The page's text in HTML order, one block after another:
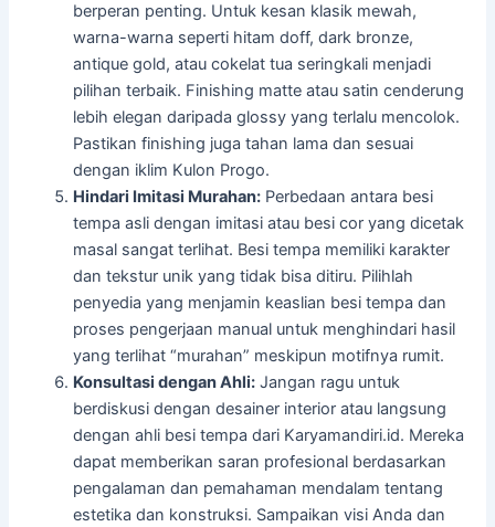
berperan penting. Untuk kesan klasik mewah,
warna-warna seperti hitam doff, dark bronze,
antique gold, atau cokelat tua seringkali menjadi
pilihan terbaik. Finishing matte atau satin cenderung
lebih elegan daripada glossy yang terlalu mencolok.
Pastikan finishing juga tahan lama dan sesuai
dengan iklim Kulon Progo.
Hindari Imitasi Murahan: Perbedaan antara besi
tempa asli dengan imitasi atau besi cor yang dicetak
masal sangat terlihat. Besi tempa memiliki karakter
dan tekstur unik yang tidak bisa ditiru. Pilihlah
penyedia yang menjamin keaslian besi tempa dan
proses pengerjaan manual untuk menghindari hasil
yang terlihat “murahan” meskipun motifnya rumit.
Konsultasi dengan Ahli: Jangan ragu untuk
berdiskusi dengan desainer interior atau langsung
dengan ahli besi tempa dari Karyamandiri.id. Mereka
dapat memberikan saran profesional berdasarkan
pengalaman dan pemahaman mendalam tentang
estetika dan konstruksi. Sampaikan visi Anda dan